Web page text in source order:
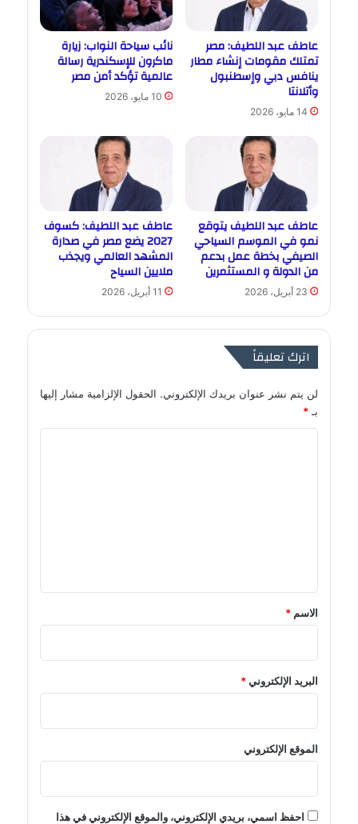
عاطف عبد اللطيف: مصر
تمتلك مقومات إنشاء مطار
ينافس دبي وإسطنبول
وأتلانتا
14 مايو، 2026
نائب سياحة النواب: زيارة
ماكرون للإسكندرية رسالة
عالمية تؤكد أمن مصر
10 مايو، 2026
عاطف عبد اللطيف يتوقع
نمو في الموسم السياحي
الصيفي بخطة عمل بدعم
من الدولة و المستثمرين
23 أبريل، 2026
عاطف عبد اللطيف: كسوف
2027 يضع مصر في صدارة
المشهد العالمي ويجذب
ملايين السياح
11 أبريل، 2026
اترك تعليقاً
لن يتم نشر عنوان بريدك الإلكتروني. الحقول الإلزامية مشار إليها
بـ *
*
الاسم *
البريد الإلكتروني*
الموقع الإلكتروني
احفظ اسمي، بريدي الإلكتروني، والموقع الإلكتروني في هذا